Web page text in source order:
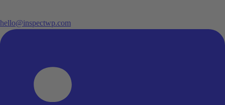
hello@inspectwp.com